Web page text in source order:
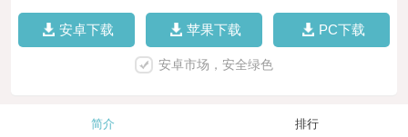
安卓下载 苹果下载 PC下载
安卓市场，安全绿色
简介 排行